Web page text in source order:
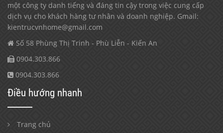
một công ty danh tiếng và đáng tin cậy trong việc cung cấp
dịch vụ cho khách hàng tư nhân và doanh nghiệp. Gmail:
kientrucvnhome@gmail.com
Số 58 Phùng Thị Trinh - Phù Liễn - Kiến An
0904.303.866
0904.303.866
Điều hướng nhanh
Trang chủ